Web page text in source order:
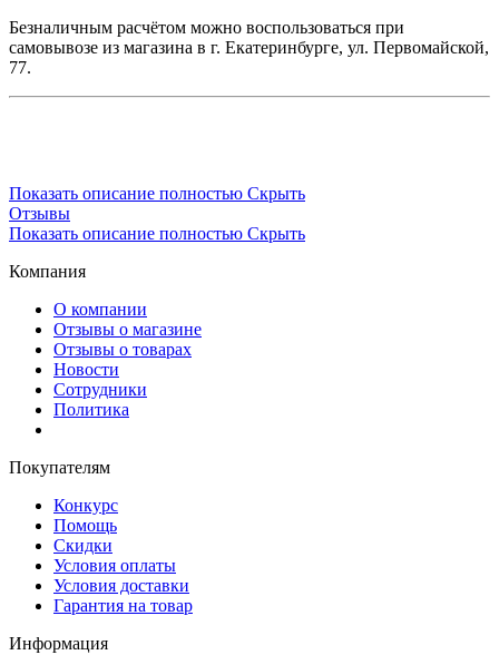
Безналичным расчётом можно воспользоваться при
самовывозе из магазина в г. Екатеринбурге, ул. Первомайской,
77.
Показать описание полностью Скрыть
Отзывы
Показать описание полностью Скрыть
Компания
О компании
Отзывы о магазине
Отзывы о товарах
Новости
Сотрудники
Политика
Покупателям
Конкурс
Помощь
Скидки
Условия оплаты
Условия доставки
Гарантия на товар
Информация